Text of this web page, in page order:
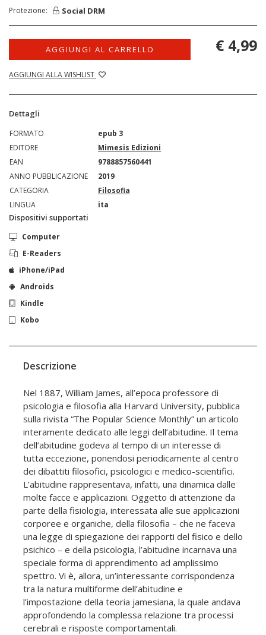
Protezione: Social DRM
AGGIUNGI AL CARRELLO
AGGIUNGI ALLA WISHLIST
€ 4,99
Dettagli
FORMATO
epub 3
EDITORE
Mimesis Edizioni
EAN
9788857560441
ANNO PUBBLICAZIONE
2019
CATEGORIA
Filosofia
LINGUA
ita
Dispositivi supportati
Computer
E-Readers
iPhone/iPad
Androids
Kindle
Kobo
Descrizione
Nel 1887, William James, all’epoca professore di
psicologia e filosofia alla Harvard University, pubblica
sulla rivista “The Popular Science Monthly” un articolo
interamente dedicato alle leggi dell’abitudine. Il tema
dell’abitudine godeva al tempo di un interesse di
tutta eccezione, ponendosi periodicamente al centro
dei dibattiti filosofici, psicologici e medico-scientifici.
L’abitudine rappresentava, infatti, una dinamica dalle
molte facce e applicazioni. Oggetto di attenzione da
parte della fisiologia, interessata alle sue applicazioni
corporee e organiche, della filosofia – che ne faceva
una legge di spiegazione dei rapporti del fisico e dello
psichico – e della psicologia, l’abitudine incarnava una
speciale forma di apprendimento ad amplissimo
spettro. Vi è, allora, un’interessante corrispondenza
tra la natura multiforme dell’abitudine e
l’impostazione della teoria jamesiana, la quale andava
approfondendo la complessa relazione tra processi
cerebrali e risposte comportamentali.